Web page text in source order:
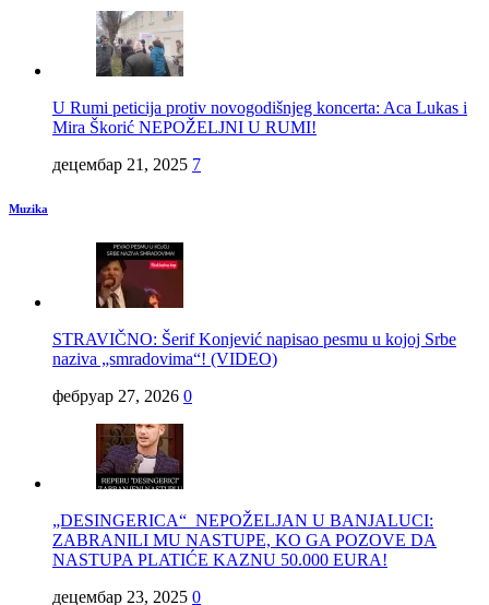
U Rumi peticija protiv novogodišnjeg koncerta: Aca Lukas i
Mira Škorić NEPOŽELJNI U RUMI!
децембар 21, 2025 7
Muzika
STRAVIČNO: Šerif Konjević napisao pesmu u kojoj Srbe
naziva „smradovima“! (VIDEO)
фебруар 27, 2026 0
„DESINGERICA“ NEPOŽELJAN U BANJALUCI:
ZABRANILI MU NASTUPE, KO GA POZOVE DA
NASTUPA PLATIĆE KAZNU 50.000 EURA!
децембар 23, 2025 0